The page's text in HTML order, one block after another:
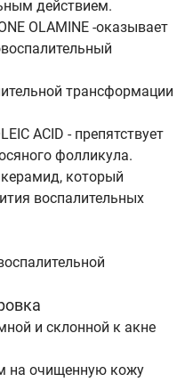
действием.
OLAMINE -оказывает
трансформации
ACID - препятствует
фолликула.
который
воспалительных
и склонной к акне
на очищенную кожу